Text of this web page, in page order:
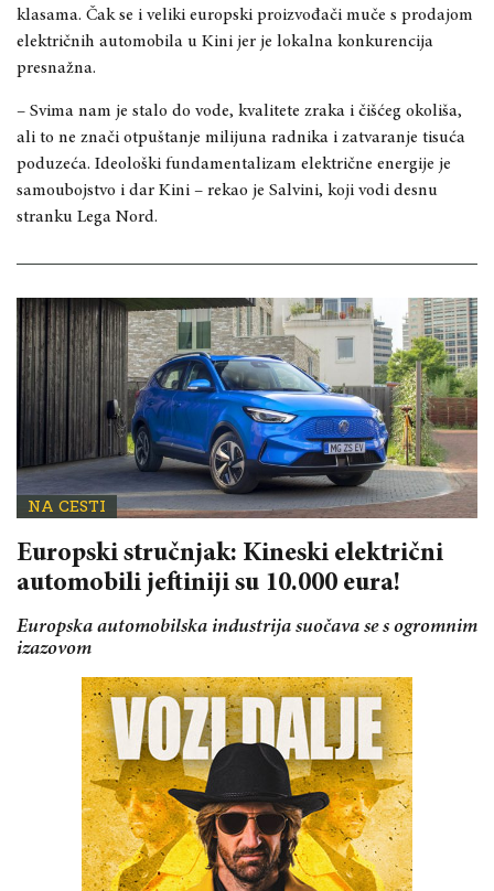
klasama. Čak se i veliki europski proizvođači muče s prodajom
električnih automobila u Kini jer je lokalna konkurencija
presnažna.
– Svima nam je stalo do vode, kvalitete zraka i čišćeg okoliša,
ali to ne znači otpuštanje milijuna radnika i zatvaranje tisuća
poduzeća. Ideološki fundamentalizam električne energije je
samoubojstvo i dar Kini – rekao je Salvini, koji vodi desnu
stranku Lega Nord.
NA CESTI
Europski stručnjak: Kineski električni
automobili jeftiniji su 10.000 eura!
Europska automobilska industrija suočava se s ogromnim
izazovom